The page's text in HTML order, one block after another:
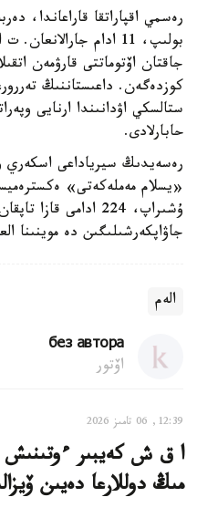
رەسمي اقپاراتقا قاراعاندا،
بولىپ، 11 ادام
جاقتان اۆتوماتتى قارۋمەن
كوزدەگەن. داعىستاننىڭ
ستالسكي اۋدانىندا ارنايى
حابارلادى.
رەسەيدىڭ سيرياداعى اسكەري
«يسلام مەملەكەتى»
ۇشىراپ، 224 ادامى
جاۋاپكەرشىلىگىن دە موينىنا
الەم
без автора
اۆتور
12:39, 06 تامىز 2026
مىڭ دوللارعا دەيىن